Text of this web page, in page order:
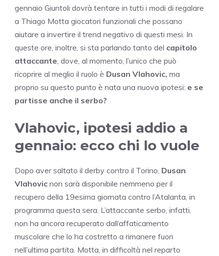
gennaio Giuntoli dovrà tentare in tutti i modi di regalare
a Thiago Motta giocatori funzionali che possano
aiutare a invertire il trend negativo di questi mesi. In
queste ore, inoltre, si sta parlando tanto del capitolo
attaccante , dove, al momento, l’unico che può
ricoprire al meglio il ruolo è Dusan Vlahovic, ma
proprio su questo punto è nata una nuova ipotesi: e se
partisse anche il serbo?
Vlahovic, ipotesi addio a
gennaio: ecco chi lo vuole
Dopo aver saltato il derby contro il Torino, Dusan
Vlahovic non sarà disponibile nemmeno per il
recupero della 19esima giornata contro l’Atalanta, in
programma questa sera. L’attaccante serbo, infatti,
non ha ancora recuperato dall’affaticamento
muscolare che lo ha costretto a rimanere fuori
nell’ultima partita. Motta, in difficoltà nel reparto